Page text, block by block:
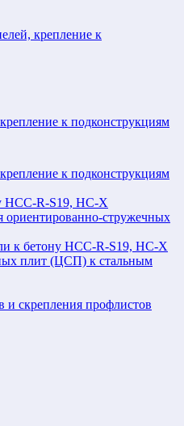
крепление к
к подконструкциям
к подконструкциям
HCC-R-S19, HC-X
стружечных
к бетону HCC-R-S19, HC-X
плит (ЦСП) к стальным
скрепления профлистов